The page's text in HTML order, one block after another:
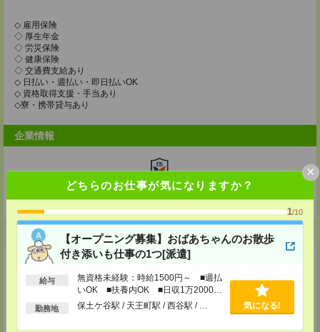
どちらのお仕事が気になりますか？
1/10
【オープニング募集】おばあちゃんのお散歩
付き添いも仕事の1つ[派遣]
給与
無資格未経験：時給1500円～ ■週払
いOK ■扶養内OK ■日収1万2000円
以上
勤務地 保土ケ谷駅 / 天王町駅 / 西谷駅 / … 気になる!
×
◇ 雇用保険
◇ 厚生年金
◇ 労災保険
◇ 健康保険
◇ 交通費支給あり
◇ 日払い・週払い・即日払いOK
◇ 資格取得支援・手当あり
◇寮・携帯貸与あり
企業情報
事業内容
工事現場周辺での、車両や歩行者の誘導をメインとしている警備会社です。
(1)お客様に「安心」頂ける警備員の配置、
(2)社員が「安心」して働ける労働環境の提供、
(3)警備により「安心」して生活出来る社会への貢献、
これらの３つの「安心」を提供することで、すべての方から愛される警備会